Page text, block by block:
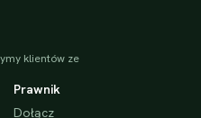
klientów ze
Prawnik
Dołącz